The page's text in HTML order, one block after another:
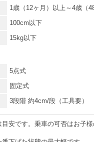
1歳（12ヶ月）以上～4歳（
100cm以下
15kg以下
5点式
固定式
3段階 約4cm/段（工具要）
安です。乗車の可否はお子